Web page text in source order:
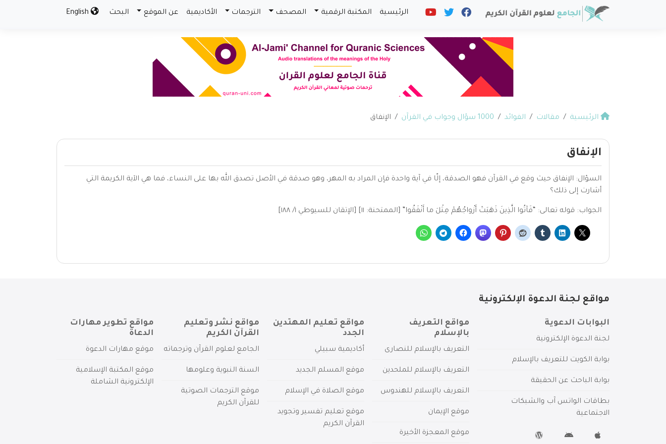
الرئيسية المكتبة الرقمية المصحف الترجمات الأكاديمية عن الموقع البحث
الرئيسية مقالات الفوائد 1000 سؤال وجواب في القرآن الإنفاق
الإنفاق
السؤال: الإنفاق حيث وقع في القرآن فهو الصدقة، إلّا في آية واحدة فإن المراد به المهر، وهو صدقة في الأصل تصدق الله بها على النساء، فما هي الآية الكريمة التي
أشارت إلى ذلك؟
الجواب: قوله تعالى: “فَآتُوا الَّذِينَ ذَهَبَتْ أَزْواجُهُمْ مِثْلَ ما أَنْفَقُوا” [الممتحنة: ١١] [الإتقان للسيوطي ١/ ١٨٨]
مواقع لجنة الدعوة الإلكترونية
البوابات الدعوية
لجنة الدعوة الإلكترونية
بوابة الكويت للتعريف بالإسلام
بوابة الباحث عن الحقيقة
بطاقات الواتس آب والشبكات
الاجتماعية
مواقع التعريف
بالإسلام
التعريف بالإسلام للنصارى
التعريف بالإسلام للملحدين
التعريف بالإسلام للهندوس
موقع الإيمان
موقع المعجزة الأخيرة
مواقع تعليم المهتدين
الجدد
أكاديمية سبيلي
موقع المسلم الجديد
موقع الصلاة في الإسلام
موقع تعليم تفسير وتجويد
القرآن الكريم
مواقع نشر وتعليم
القرآن الكريم
الجامع لعلوم القرآن وترجماته
السنة النبوية وعلومها
موقع الترجمات الصوتية
للقرآن الكريم
مواقع تطوير مهارات
الدعاة
موقع مهارات الدعوة
موقع المكتبة الإسلامية
الإلكترونية الشاملة